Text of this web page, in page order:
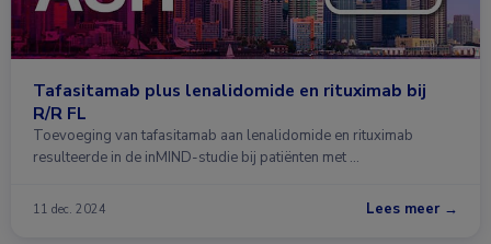
Tafasitamab plus lenalidomide en rituximab bij
R/R FL
Toevoeging van tafasitamab aan lenalidomide en rituximab
resulteerde in de inMIND-studie bij patiënten met …
11 dec. 2024 Lees meer →